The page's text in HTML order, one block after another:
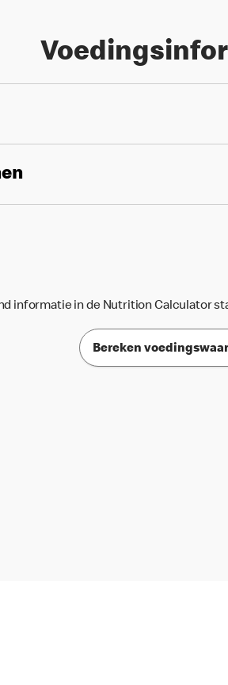
informatie in de Nutrition Calculator
Bereken